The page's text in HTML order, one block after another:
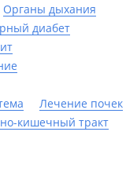
Органы дыхания
диабет
Лечение почек
кишечный тракт